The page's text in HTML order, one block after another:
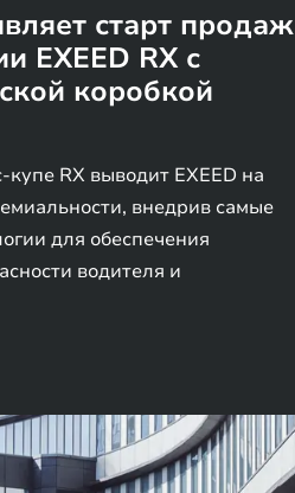
старт продаж
EXEED RX с
коробкой
RX выводит EXEED на
внедрив самые
для обеспечения
водителя и